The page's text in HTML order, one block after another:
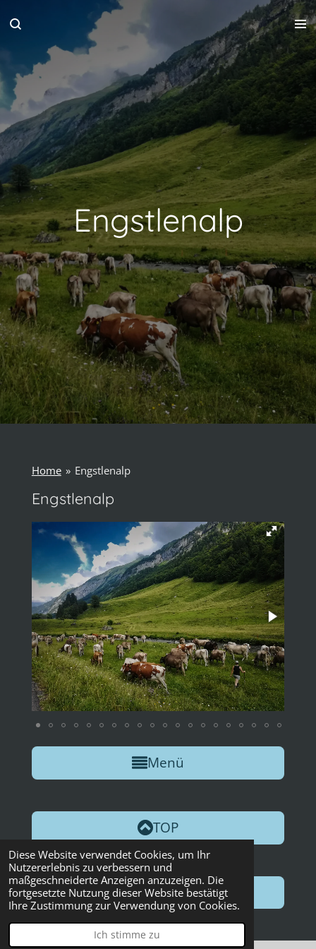
Diese Website verwendet Cookies, um Ihr
Nutzererlebnis zu verbessern und
maßgeschneiderte Anzeigen anzuzeigen. Die
fortgesetzte Nutzung dieser Website bestätigt
Ihre Zustimmung zur Verwendung von Cookies.
Ich stimme zu
Hauptinhalt
Engstlenalp
Home » Engstlenalp
Engstlenalp
Menü
TOP
Weiter